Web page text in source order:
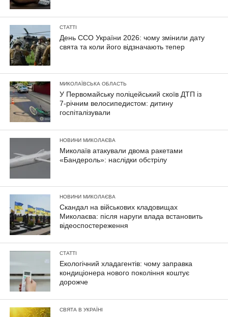
СТАТТІ
День ССО України 2026: чому змінили дату
свята та коли його відзначають тепер
МИКОЛАЇВСЬКА ОБЛАСТЬ
У Первомайську поліцейський скоїв ДТП із
7-річним велосипедистом: дитину
госпіталізували
НОВИНИ МИКОЛАЄВА
Миколаїв атакували двома ракетами
«Бандероль»: наслідки обстрілу
НОВИНИ МИКОЛАЄВА
Скандал на військових кладовищах
Миколаєва: після наруги влада встановить
відеоспостереження
СТАТТІ
Екологічний хладагентів: чому заправка
кондиціонера нового покоління коштує
дорожче
СВЯТА В УКРАЇНІ